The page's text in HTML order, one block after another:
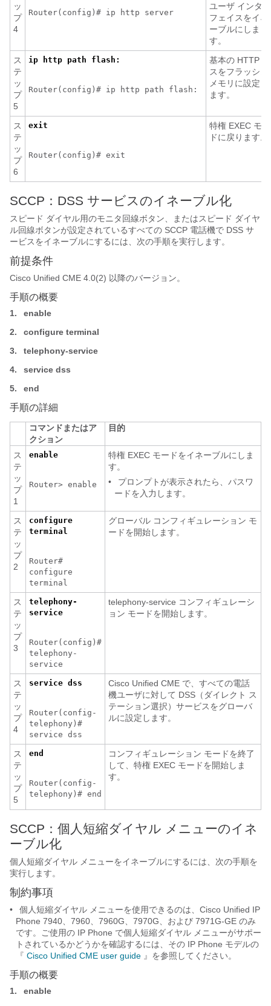
ッ
プ
4
Router(config)# ip http server
ユーザ インター
フェイスをイネ
ーブルにしま
す。
ス
テ
ッ
プ
5
ip http path flash:
Router(config)# ip http path flash:
基本の HTTP パ
スをフラッシュ
メモリに設定し
ます。
ス
テ
ッ
プ
6
exit
Router(config)# exit
特権 EXEC モー
ドに戻ります。
SCCP：DSS サービスのイネーブル化
スピード ダイヤル用のモニタ回線ボタン、またはスピード ダイヤ
ル回線ボタンが設定されているすべての SCCP 電話機で DSS サ
ービスをイネーブルにするには、次の手順を実行します。
前提条件
Cisco Unified CME 4.0(2) 以降のバージョン。
手順の概要
1.
enable
2.
configure terminal
3.
telephony-service
4.
service dss
5.
end
手順の詳細
コマンドまたはア
クション
目的
ス
テ
ッ
プ
1
enable
Router> enable
特権 EXEC モードをイネーブルにしま
す。
•
プロンプトが表示されたら、パスワ
ードを入力します。
ス
テ
ッ
プ
2
configure
terminal
Router#
configure
terminal
グローバル コンフィギュレーション モ
ードを開始します。
ス
テ
ッ
プ
3
telephony-
service
Router(config)#
telephony-
service
telephony-service コンフィギュレーシ
ョン モードを開始します。
ス
テ
ッ
プ
4
service dss
Router(config-
telephony)#
service dss
Cisco Unified CME で、すべての電話
機ユーザに対して DSS（ダイレクト ス
テーション選択）サービスをグローバ
ルに設定します。
ス
テ
ッ
プ
5
end
Router(config-
telephony)# end
コンフィギュレーション モードを終了
して、特権 EXEC モードを開始しま
す。
SCCP：個人短縮ダイヤル メニューのイネ
ーブル化
個人短縮ダイヤル メニューをイネーブルにするには、次の手順を
実行します。
制約事項
•
個人短縮ダイヤル メニューを使用できるのは、Cisco Unified IP
Phone 7940、7960、7960G、7970G、および 7971G-GE のみ
です。ご使用の IP Phone で個人短縮ダイヤル メニューがサポー
トされているかどうかを確認するには、その IP Phone モデルの
『 Cisco Unified CME user guide 』を参照してください。
手順の概要
1.
enable